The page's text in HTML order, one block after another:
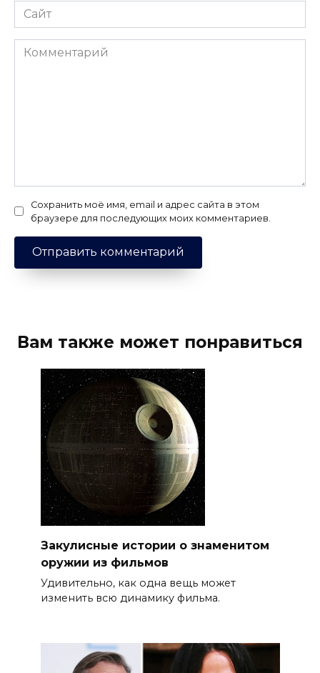
Сайт
Комментарий
Сохранить моё имя, email и адрес сайта в этом
браузере для последующих моих комментариев.
Вам также может понравиться
Закулисные истории о знаменитом
оружии из фильмов
Удивительно, как одна вещь может
изменить всю динамику фильма.